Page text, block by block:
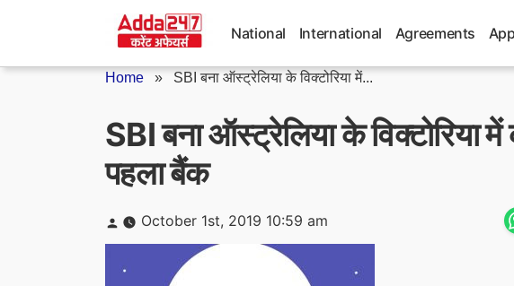
National International Agreements
Home » SBI बना ऑस्ट्रेलिया के विक्टोरिया में...
SBI बना ऑस्ट्रेलिया के विक्टोरिया में
पहला बैंक
Posted
by
October 1st, 2019 10:59 am